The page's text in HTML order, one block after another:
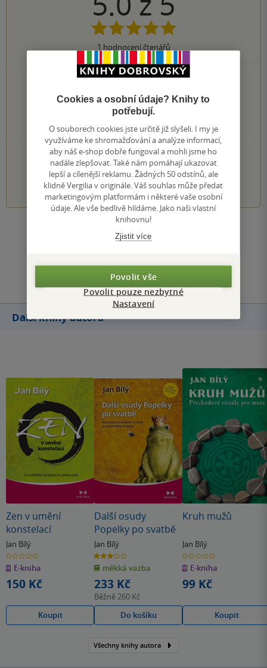
1 hodnocení čtenářů
1×
5 hvězdiček
0×
3 hvězdičky
0×
2 hvězdičky
0×
1 hvezdička
PŘIDEJTE SVÉ HODNOCENÍ KNIHY
1 2 3 4 5
Zobrazit všechna hodnocení
Přidat hodnocení
Další knihy autora
Zen v umění
konstelací
Jan Bílý
0.0
z
5
hvězdiček
E-kniha
150 Kč
Koupit
Další osudy
Popelky po svatbě
Jan Bílý
3.0
z
5
hvězdiček
měkká vazba
233 Kč
Běžně 260 Kč
Do košíku
Kruh mužů
Jan Bílý
0.0
z
5
hvězdiček
E-kniha
99 Kč
Koupit
Všechny knihy autora
Cookies a osobní údaje? Knihy to
potřebují.
O souborech cookies jste určitě již slyšeli. I my je
využíváme ke shromažďování a analýze informací,
aby náš e-shop dobře fungoval a mohli jsme ho
nadále zlepšovat. Také nám pomáhají ukazovat
lepší a cílenější reklamu. Žádných 50 odstínů, ale
klidně Vergilia v originále. Váš souhlas může předat
marketingovým platformám i některé vaše osobní
údaje. Ale vše bedlivě hlídáme. Jako naši vlastní
knihovnu!
Zjistit více
Povolit vše
Povolit pouze nezbytné
Nastavení